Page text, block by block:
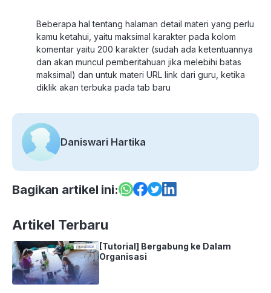
Beberapa hal tentang halaman detail materi yang perlu
kamu ketahui, yaitu maksimal karakter pada kolom
komentar yaitu 200 karakter (sudah ada ketentuannya
dan akan muncul pemberitahuan jika melebihi batas
maksimal) dan untuk materi URL link dari guru, ketika
diklik akan terbuka pada tab baru
Daniswari Hartika
Bagikan artikel ini:
Artikel Terbaru
[Tutorial] Bergabung ke Dalam
Organisasi